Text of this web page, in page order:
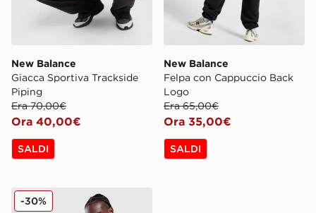
New Balance
Giacca Sportiva Trackside
Piping
Era 70,00€
Ora 40,00€
SALDI
New Balance
Felpa con Cappuccio Back
Logo
Era 65,00€
Ora 35,00€
SALDI
New Balance Core Logo Felpa Con Cappuccio
-30%